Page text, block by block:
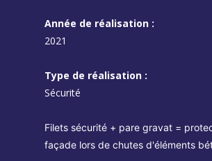
Année de réalisation :
2021
Type de réalisation :
Sécurité
Filets sécurité + pare gravat =
façade lors de chutes d'éléments